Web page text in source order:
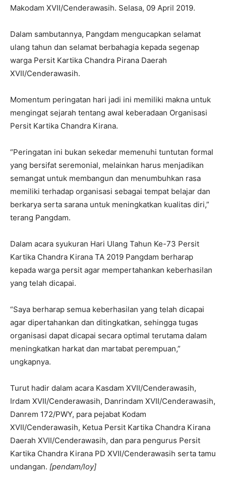
Makodam XVII/Cenderawasih. Selasa, 09 April 2019.
Dalam sambutannya, Pangdam mengucapkan selamat
ulang tahun dan selamat berbahagia kepada segenap
warga Persit Kartika Chandra Pirana Daerah
XVII/Cenderawasih.
Momentum peringatan hari jadi ini memiliki makna untuk
mengingat sejarah tentang awal keberadaan Organisasi
Persit Kartika Chandra Kirana.
“Peringatan ini bukan sekedar memenuhi tuntutan formal
yang bersifat seremonial, melainkan harus menjadikan
semangat untuk membangun dan menumbuhkan rasa
memiliki terhadap organisasi sebagai tempat belajar dan
berkarya serta sarana untuk meningkatkan kualitas diri,”
terang Pangdam.
Dalam acara syukuran Hari Ulang Tahun Ke-73 Persit
Kartika Chandra Kirana TA 2019 Pangdam berharap
kepada warga persit agar mempertahankan keberhasilan
yang telah dicapai.
“Saya berharap semua keberhasilan yang telah dicapai
agar dipertahankan dan ditingkatkan, sehingga tugas
organisasi dapat dicapai secara optimal terutama dalam
meningkatkan harkat dan martabat perempuan,”
ungkapnya.
Turut hadir dalam acara Kasdam XVII/Cenderawasih,
Irdam XVII/Cenderawasih, Danrindam XVII/Cenderawasih,
Danrem 172/PWY, para pejabat Kodam
XVII/Cenderawasih, Ketua Persit Kartika Chandra Kirana
Daerah XVII/Cenderawasih, dan para pengurus Persit
Kartika Chandra Kirana PD XVII/Cenderawasih serta tamu
undangan. [pendam/loy]